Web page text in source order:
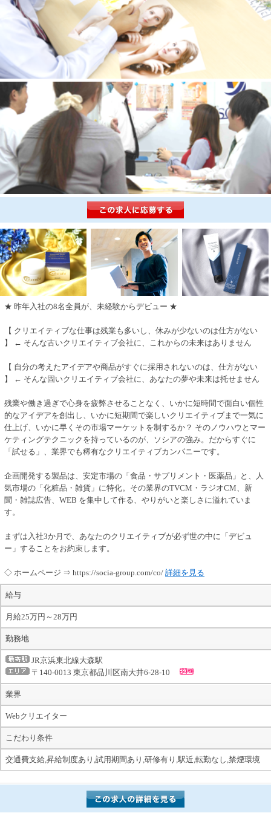
★ 昨年入社の8名全員が、未経験からデビュー ★
【 クリエイティブな仕事は残業も多いし、休みが少ないのは仕方がない
】 ← そんな古いクリエイティブ会社に、これからの未来はありません
【 自分の考えたアイデアや商品がすぐに採用されないのは、仕方がない
】 ← そんな固いクリエイティブ会社に、あなたの夢や未来は托せません
残業や働き過ぎで心身を疲弊させることなく、いかに短時間で面白い個性
的なアイデアを創出し、いかに短期間で楽しいクリエイティブまで一気に
仕上げ、いかに早くその市場マーケットを制するか？ そのノウハウとマー
ケティングテクニックを持っているのが、ソシアの強み。だからすぐに
「試せる」、業界でも稀有なクリエイティブカンパニーです。
企画開発する製品は、安定市場の「食品・サプリメント・医薬品」と、人
気市場の「化粧品・雑貨」に特化。その業界のTVCM・ラジオCM、新
聞・雑誌広告、WEB を集中して作る、やりがいと楽しさに溢れていま
す。
まずは入社3か月で、あなたのクリエイティブが必ず世の中に「デビュ
ー」することをお約束します。
◇ ホームページ ⇒ https://socia-group.com/co/ 詳細を見る
給与
月給25万円～28万円
勤務地
JR京浜東北線大森駅
〒140-0013 東京都品川区南大井6-28-10
業界
Webクリエイター
こだわり条件
交通費支給,昇給制度あり,試用期間あり,研修有り,駅近,転勤なし,禁煙環境